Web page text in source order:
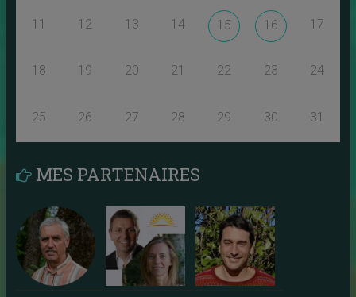
11 12 13 14 15 16 17
18 19 20 21 22 23 24
25 26 27 28 29 30 31
MES PARTENAIRES